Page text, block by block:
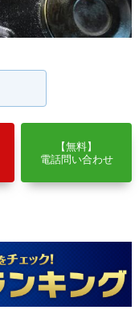
【無料】
電話問い合わせ